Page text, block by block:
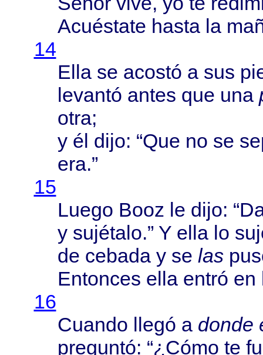
Acuéstate hastala
14
Ellase acostó a sus
levantó antes que una
otra;
y él dijo: “Que no se
era.”
15
Luego Booz le dijo: “
y sujétalo.” Y ellalo
de cebaday se las
Entonces ella entró
16
Cuando llegó a donde
preguntó: “¿ Cómo te